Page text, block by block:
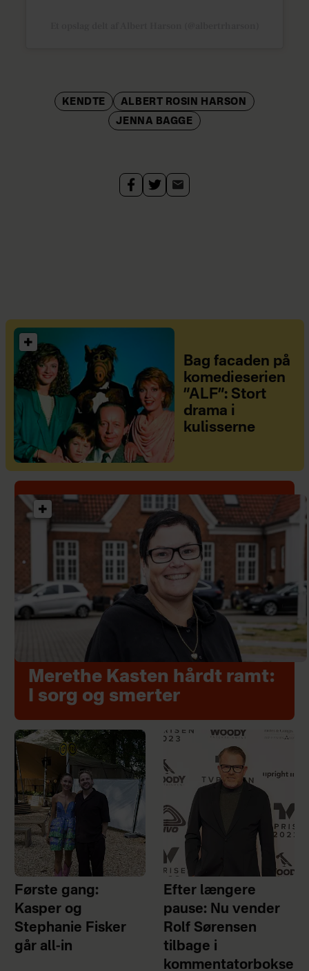
KENDTE
ALBERT ROSIN HARSON
JENNA BAGGE
Bag facaden på
komedieserien
”ALF”: Stort
drama i
kulisserne
Merethe Kasten hårdt ramt:
I sorg og smerter
Første gang:
Kasper og
Stephanie Fisker
går all-in
Efter længere
pause: Nu vender
Rolf Sørensen
tilbage i
kommentatorbokse